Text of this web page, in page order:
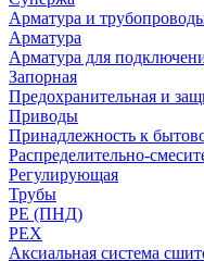
Арматура и
Арматура
Арматура для
Запорная
Предохранительная и
Приводы
Принадлежность к
Распределительно-
Регулирующая
Трубы
PE (ПНД)
PEX
Аксиальная система